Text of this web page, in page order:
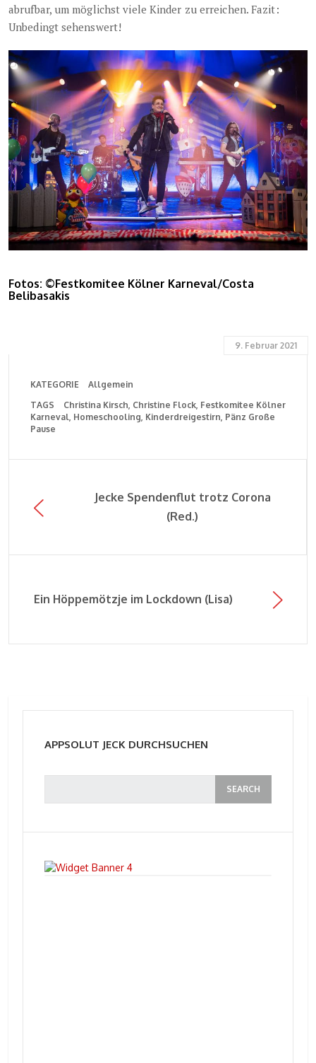
abrufbar, um möglichst viele Kinder zu erreichen. Fazit:
Unbedingt sehenswert!
Fotos: ©Festkomitee Kölner Karneval/Costa
Belibasakis
9. Februar 2021
KATEGORIE
Allgemein
TAGS
Christina Kirsch Christine Flock Festkomitee Kölner
Karneval Homeschooling Kinderdreigestirn Pänz Große
Pause
Jecke Spendenflut trotz Corona
(Red.)
Ein Höppemötzje im Lockdown (Lisa)
APPSOLUT JECK DURCHSUCHEN